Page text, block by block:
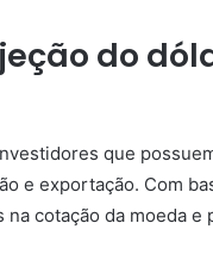
do
que
e exportação. Com
cotação da moeda e